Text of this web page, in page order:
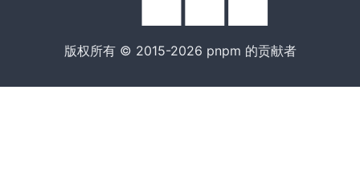
版权所有 © 2015-2026 pnpm 的贡献者